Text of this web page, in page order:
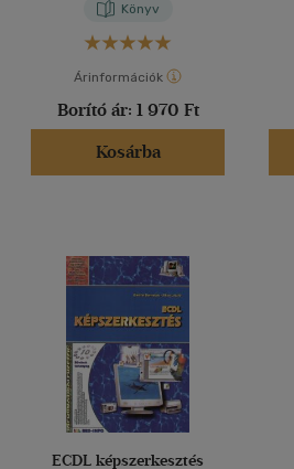
Könyv
Árinformációk
Borító ár: 1 970 Ft
Kosárba
ECDL képszerkesztés